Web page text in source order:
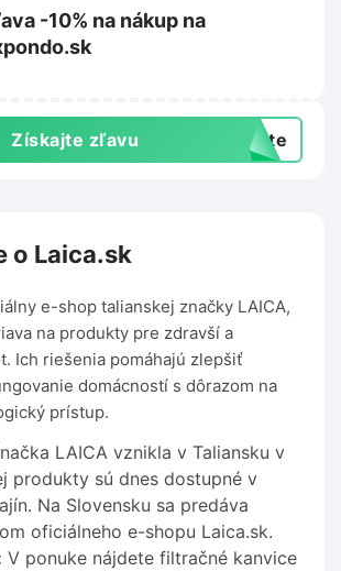
-10% na nákup na
Získajte zľavu exte
o Laica.sk
e-shop talianskej značky LAICA,
na produkty pre zdravší a
Ich riešenia pomáhajú zlepšiť
domácností s dôrazom na
prístup.
LAICA vznikla v Taliansku v
produkty sú dnes dostupné v
Na Slovensku sa predáva
oficiálneho e-shopu Laica.sk.
V ponuke nájdete filtračné kanvice